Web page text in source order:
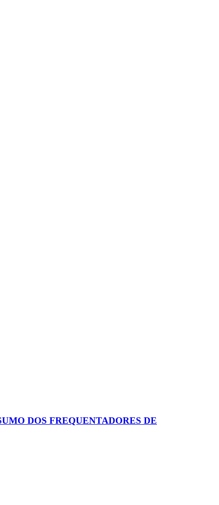
DOS FREQUENTADORES DE